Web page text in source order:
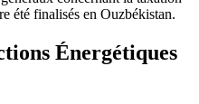
été finalisés en Ouzbékistan.
Énergétiques